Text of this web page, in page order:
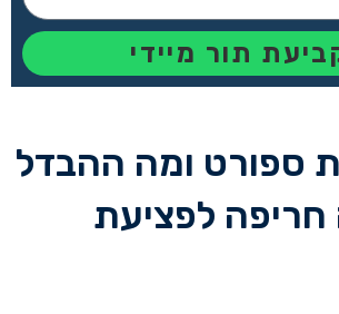
תור מיידי
ספורט ומה ההבדל
חריפה לפציעת